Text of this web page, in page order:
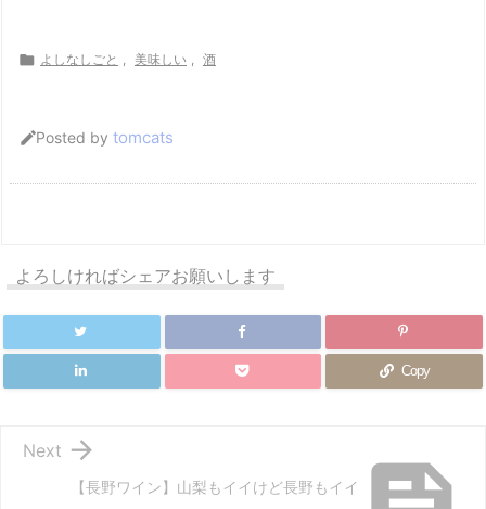
 よしなしごと 美味しい 酒
Posted by tomcats
よろしければシェアお願いします
Copy
【長野ワイン】山梨もイイけど長野もイイ

Next